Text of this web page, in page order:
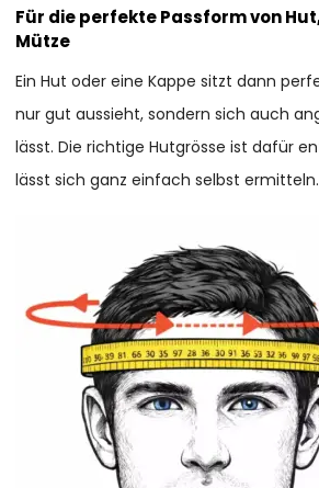
Für die perfekte Passform von
Mütze
Ein Hut oder eine Kappe sitzt dann
nur gut aussieht, sondern sich auch
lässt. Die richtige Hutgrösse ist dafür
lässt sich ganz einfach selbst ermitteln.